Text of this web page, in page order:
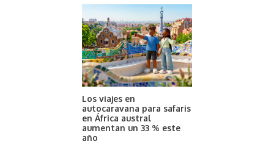
Los viajes en
autocaravana para safaris
en África austral
aumentan un 33 % este
año